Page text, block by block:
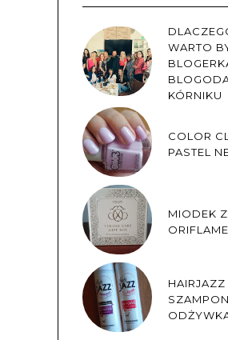
WARTO
KÓRNIKU
COLOR
PASTEL
MIODEK Z
ORIFLAME
HAIRJAZZ